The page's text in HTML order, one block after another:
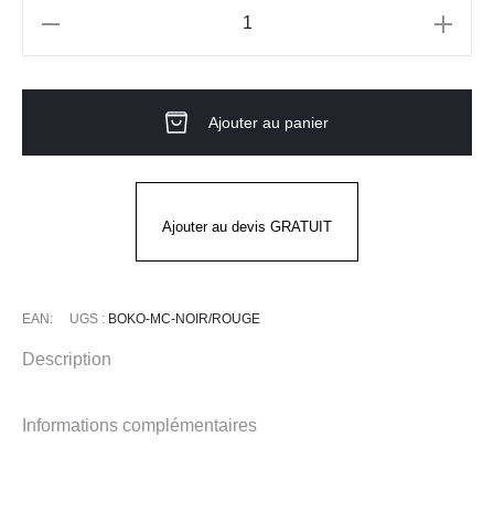
Cuisine
Rouge
Ajouter au panier
Ajouter au devis GRATUIT
EAN: UGS : BOKO-MC-NOIR/ROUGE
Description
Informations complémentaires